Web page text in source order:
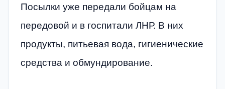
Посылки уже передали бойцам на
передовой и в госпитали ЛНР. В них
продукты, питьевая вода, гигиенические
средства и обмундирование.